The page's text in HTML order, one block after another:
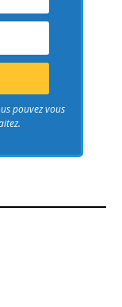
pouvez vous